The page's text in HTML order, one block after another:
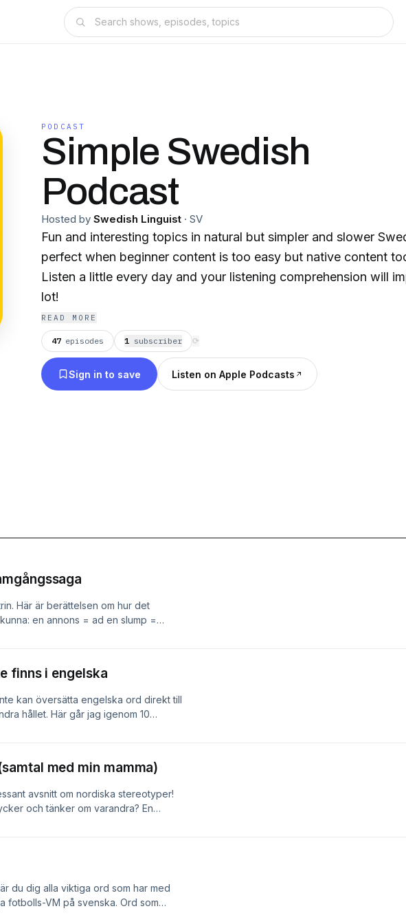
PODCAST
Simple Swedish
Podcast
Hosted by Swedish Linguist · SV
Fun and interesting topics in natural but simpler and slower
perfect when beginner content is too easy but native content
Listen a little every day and your listening comprehension will
lot!
READ MORE
47 episodes 1 subscriber ⟳
Sign in to save Listen on Apple Podcasts
Här är berättelsen om hur det
en annons = ad en slump =
här.
finns i engelska
kan översätta engelska ord direkt till
hållet. Här går jag igenom 10
och vill lära dig PRATA svenska med
Nästa omgång startar i september.
🇸🇪
med min mamma)
avsnitt om nordiska stereotyper!
och tänker om varandra? En
community och lektioner med
mer.
du dig alla viktiga ord som har med
fotbolls-VM på svenska. Ord som